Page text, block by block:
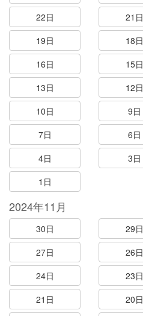
22日
21日
19日
18日
16日
15日
13日
12日
10日
9日
7日
6日
4日
3日
1日
2024年11月
30日 29日
27日
26日
24日
23日
21日
20日